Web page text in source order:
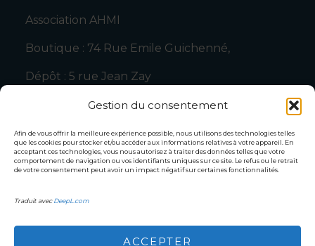
Gestion du consentement
Afin de vous offrir la meilleure expérience possible, nous utilisons des technologies telles
que les cookies pour stocker et/ou accéder aux informations relatives à votre appareil. En
acceptant ces technologies, vous nous autorisez à traiter des données telles que votre
comportement de navigation ou vos identifiants uniques sur ce site. Le refus ou le retrait
de votre consentement peut avoir un impact négatif sur certaines fonctionnalités.
Traduit avecDeepL.com
ACCEPTER
Association AHMI
Boutique : 74 Rue Emile Guichenné,
Dépôt : 5 rue Jean Zay
Tel : 0607952564
Mail :association.ahmi@gmail.com